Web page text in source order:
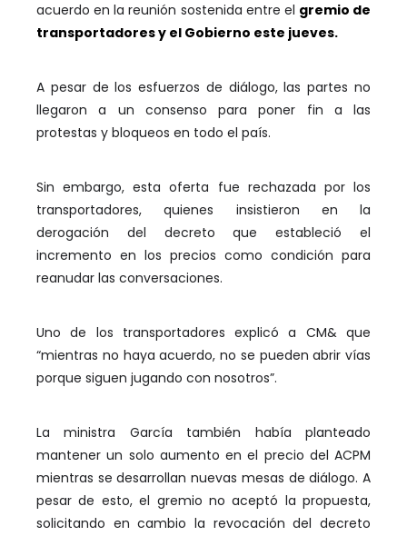
acuerdo en la reunión sostenida entre el gremio de
transportadores y el Gobierno este jueves.
A pesar de los esfuerzos de diálogo, las partes no
llegaron a un consenso para poner fin a las
protestas y bloqueos en todo el país.
Sin embargo, esta oferta fue rechazada por los
transportadores, quienes insistieron en la
derogación del decreto que estableció el
incremento en los precios como condición para
reanudar las conversaciones.
Uno de los transportadores explicó a CM& que
“mientras no haya acuerdo, no se pueden abrir vías
porque siguen jugando con nosotros”.
La ministra García también había planteado
mantener un solo aumento en el precio del ACPM
mientras se desarrollan nuevas mesas de diálogo. A
pesar de esto, el gremio no aceptó la propuesta,
solicitando en cambio la revocación del decreto